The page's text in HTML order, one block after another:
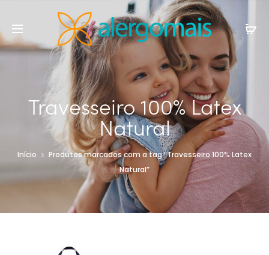
Travesseiro 100% Latex
Natural
Início
Produtos marcados com a tag “Travesseiro 100% Latex
Natural”